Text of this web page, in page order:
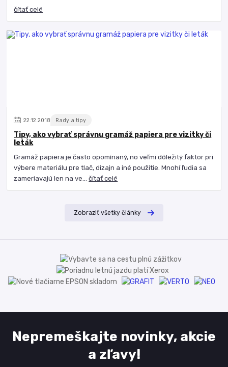
čítať celé
22 12 2018 Rady a tipy
Tipy, ako vybrať správnu gramáž papiera pre vizitky či
leták
Gramáž papiera je často opomínaný, no veľmi dôležitý faktor pri
výbere materiálu pre tlač, dizajn a iné použitie. Mnohí ľudia sa
zameriavajú len na ve...čítať celé
Zobraziť všetky články
Nepremeškajte novinky, akcie
a zľavy!